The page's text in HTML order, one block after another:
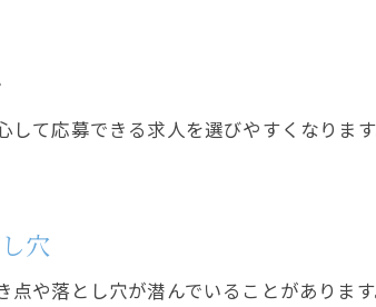
て応募できる求人を選びやすくなりま
穴
や落とし穴が潜んでいることがありま